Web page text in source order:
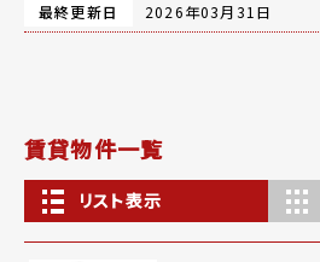
最終更新日
2026年03月31日
賃貸物件一覧
リスト表示